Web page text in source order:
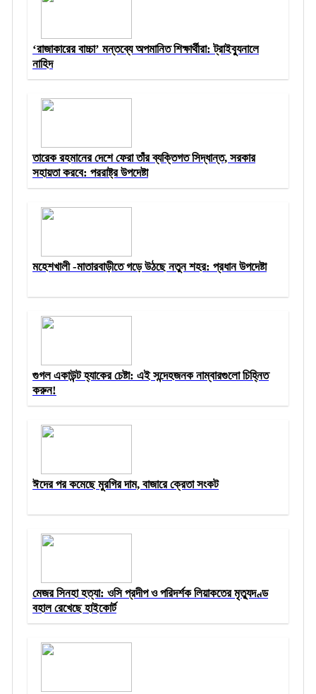
‘রাজাকারের বাচ্চা’ মন্তব্যে অপমানিত শিক্ষার্থীরা: ট্রাইব্যুনালে
নাহিদ
তারেক রহমানের দেশে ফেরা তাঁর ব্যক্তিগত সিদ্ধান্ত, সরকার
সহায়তা করবে: পররাষ্ট্র উপদেষ্টা
মহেশখালী -মাতারবাড়ীতে গড়ে উঠছে নতুন শহর: প্রধান উপদেষ্টা
গুগল একাউন্ট হ্যাকের চেষ্টা: এই সন্দেহজনক নাম্বারগুলো চিহ্নিত
করুন!
ঈদের পর কমেছে মুরগির দাম, বাজারে ক্রেতা সংকট
মেজর সিনহা হত্যা: ওসি প্রদীপ ও পরিদর্শক লিয়াকতের মৃত্যুদণ্ড
বহাল রেখেছে হাইকোর্ট